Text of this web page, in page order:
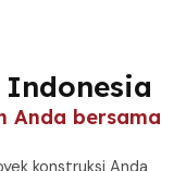
Indonesia
Anda bersama